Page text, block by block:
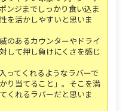
ンジまでしっかり食い込ま
を活かしやすいと思いま
のあるカウンターやドライ
して押し負けにくさを感じ
ってくれるようなラバーで
り当てること」。そこを満
くれるラバーだと思いま